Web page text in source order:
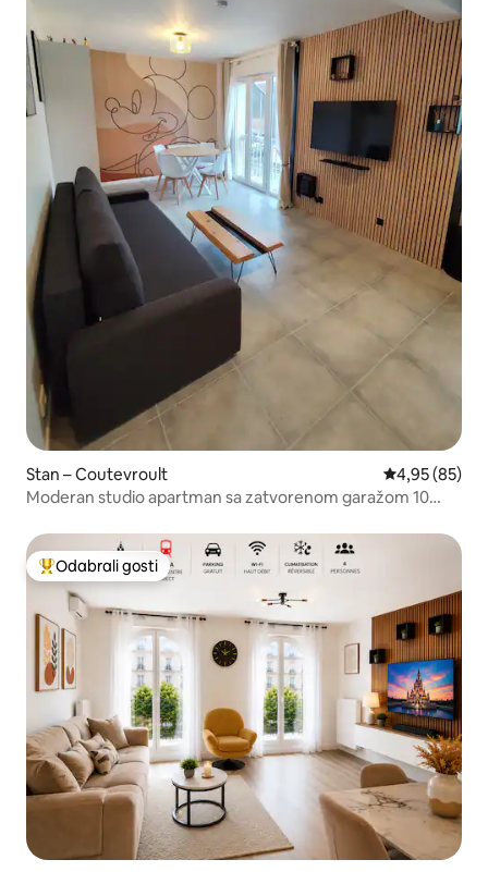
Stan – Coutevroult Prosječna
4,95 (85)
Moderan studio apartman sa zatvorenom garažom 10
Među najviše rangiranima s oznakom „Odabrali gosti”
Odabrali gosti